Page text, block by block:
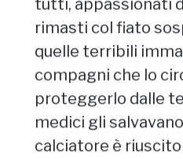
tutti, appassionati
rimasti col fiato
quelle terribili
compagni che lo
proteggerlo dalle
medici gli
calciatore è